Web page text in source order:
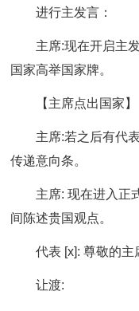
进行主发言：
主席:现在开启主
国家高举国家牌。
【主席点出国家】
主席:若之后有代
传递意向条。
主席: 现在进入正
间陈述贵国观点。
代表 [x]: 尊敬的
让渡: